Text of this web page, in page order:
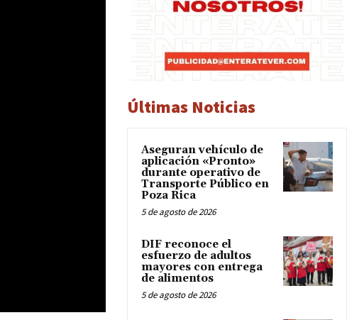
Últimas Noticias
Aseguran vehículo de
aplicación «Pronto»
durante operativo de
Transporte Público en
Poza Rica
5 de agosto de 2026
DIF reconoce el
esfuerzo de adultos
mayores con entrega
de alimentos
5 de agosto de 2026